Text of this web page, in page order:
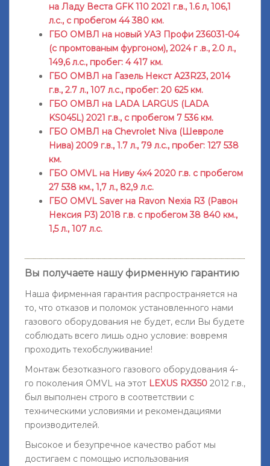
на Ладу Веста GFK 110 2021 г.в., 1.6 л, 106,1
л.с., с пробегом 44 380 км.
ГБО ОМВЛ на новый УАЗ Профи 236031-04
(с промтованым фургоном), 2024 г .в., 2.0 л.,
149,6 л.с., пробег: 4 417 км.
ГБО ОМВЛ на Газель Некст A23R23, 2014
г.в., 2.7 л., 107 л.с., пробег: 20 625 км.
ГБО ОМВЛ на LADA LARGUS (LADA
KS045L) 2021 г.в., с пробегом 7 536 км.
ГБО ОМВЛ на Chevrolet Niva (Шевроле
Нива) 2009 г.в., 1.7 л., 79 л.с., пробег: 127 538
км.
ГБО OMVL на Ниву 4х4 2020 г.в. с пробегом
27 538 км., 1,7 л., 82,9 л.с.
ГБО OMVL Saver на Ravon Nexia R3 (Равон
Нексия Р3) 2018 г.в. с пробегом 38 840 км.,
1,5 л., 107 л.с.
Вы получаете нашу фирменную гарантию
Наша фирменная гарантия распространяется на
то, что отказов и поломок установленного нами
газового оборудования не будет, если Вы будете
соблюдать всего лишь одно условие: вовремя
проходить техобслуживание!
Монтаж безотказного газового оборудования 4-
го поколения OMVL на этот LEXUS RX350 2012 г.в.,
был выполнен строго в соответствии с
техническими условиями и рекомендациями
производителей.
Высокое и безупречное качество работ мы
достигаем с помощью использования